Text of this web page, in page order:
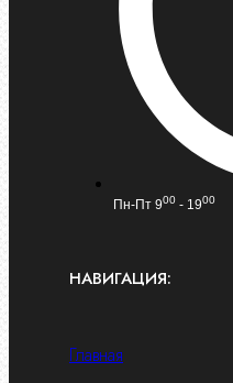
Пн-Пт 900 - 1900
НАВИГАЦИЯ:
Главная